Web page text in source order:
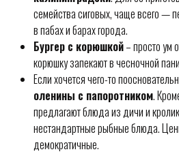
семейства сиговых, чаще всего —
в пабах и барах города.
Бургер с корюшкой– просто ум
корюшку запекают в чесночной
Если хочется чего-то
оленины с папоротником.
предлагают блюда из дичи и
нестандартные рыбные блюда.
демократичные.